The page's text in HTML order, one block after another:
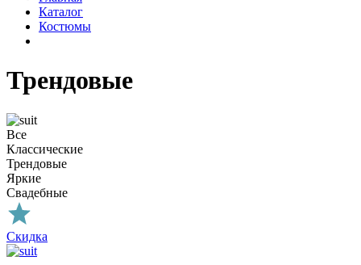
Каталог
Костюмы
Трендовые
Все
Классические
Трендовые
Яркие
Свадебные
Cкидка